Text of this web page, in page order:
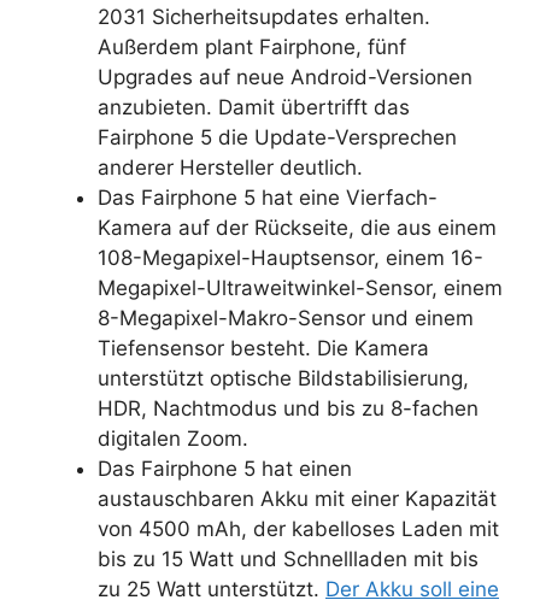
2031 Sicherheitsupdates erhalten.
Außerdem plant Fairphone, fünf
Upgrades auf neue Android-Versionen
anzubieten. Damit übertrifft das
Fairphone 5 die Update-Versprechen
anderer Hersteller deutlich.
Das Fairphone 5 hat eine Vierfach-
Kamera auf der Rückseite, die aus einem
108-Megapixel-Hauptsensor, einem 16-
Megapixel-Ultraweitwinkel-Sensor, einem
8-Megapixel-Makro-Sensor und einem
Tiefensensor besteht. Die Kamera
unterstützt optische Bildstabilisierung,
HDR, Nachtmodus und bis zu 8-fachen
digitalen Zoom.
Das Fairphone 5 hat einen
austauschbaren Akku mit einer Kapazität
von 4500 mAh, der kabelloses Laden mit
bis zu 15 Watt und Schnellladen mit bis
zu 25 Watt unterstützt. Der Akku soll eine